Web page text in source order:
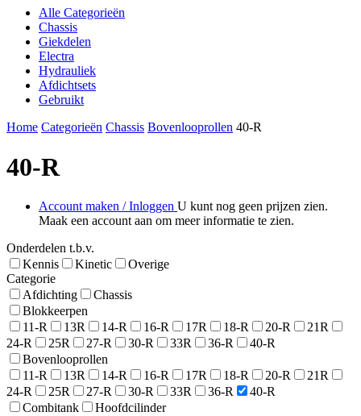
Alle Categorieën
Chassis
Giekdelen
Electra
Hydrauliek
Afdichtsets
Gebruikt
Home Categorieën Chassis Bovenlooprollen 40-R
40-R
Account maken / Inloggen U kunt nog geen prijzen zien.
Maak een account aan om meer informatie te zien.
Onderdelen t.b.v.
Kennis
Kinetic
Overige
Categorie
Afdichting
Chassis
Blokkeerpen
11-R
13R 14-R 16-R 17R 18-R 20-R
21R
24-R
25R 27-R 30-R 33R 36-R
40-R
Bovenlooprollen
11-R
13R 14-R 16-R 17R 18-R 20-R
21R
24-R
25R 27-R 30-R 33R 36-R
40-R
Combitank
Hoofdcilinder